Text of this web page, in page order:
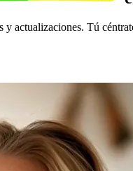
actualizaciones. Tú